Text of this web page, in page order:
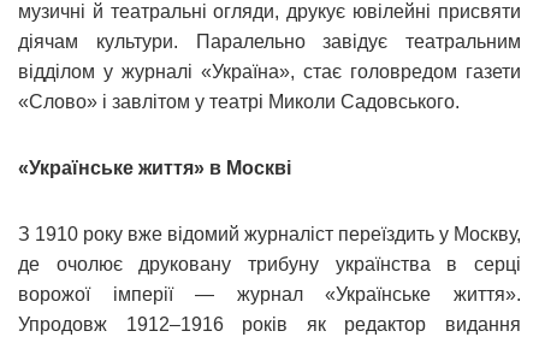
музичні й театральні огляди, друкує ювілейні присвяти
діячам культури. Паралельно завідує театральним
відділом у журналі «Україна», стає головредом газети
«Слово» і завлітом у театрі Миколи Садовського.
«Українське життя» в Москві
З 1910 року вже відомий журналіст переїздить у Москву,
де очолює друковану трибуну українства в серці
ворожої імперії — журнал «Українське життя».
Упродовж 1912‒1916 років як редактор видання